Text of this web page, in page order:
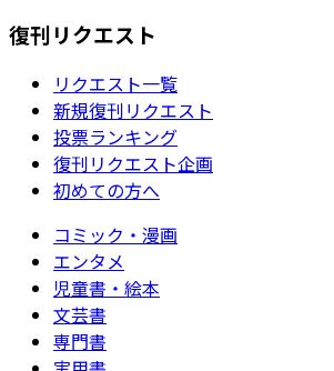
復刊リクエスト
リクエスト一覧
新規復刊リクエスト
投票ランキング
復刊リクエスト企画
初めての方へ
コミック・漫画
エンタメ
児童書・絵本
文芸書
専門書